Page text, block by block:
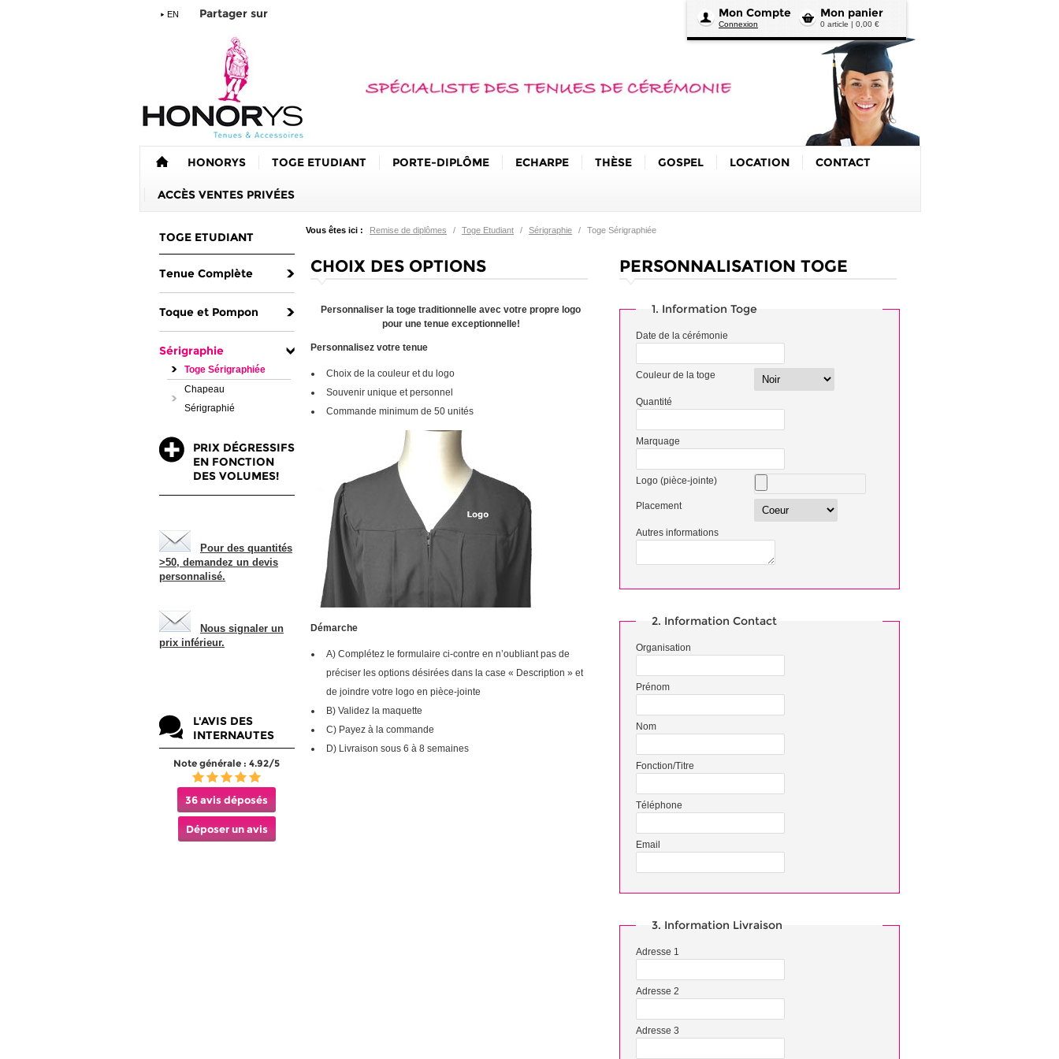
Mon panier
0 article | 0,00 €
Mon Compte
Connexion
EN Partager sur
HONORYS TOGE ETUDIANT PORTE-DIPLÔME ECHARPE THÈSE GOSPEL LOCATION CONTACT
ACCÈS VENTES PRIVÉES
TOGE ETUDIANT
Tenue Complète
Toque et Pompon
Sérigraphie
Toge Sérigraphiée
Chapeau
Sérigraphié
PRIX DÉGRESSIFS
EN FONCTION
DES VOLUMES!
Pour des quantités
>50, demandez un devis
personnalisé.
Nous signaler un
prix inférieur.
L'AVIS DES
INTERNAUTES
Note générale : 4.92/5
36 avis déposés
Déposer un avis
Vous êtes ici : Remise de diplômes / Toge Etudiant / Sérigraphie / Toge Sérigraphiée
PERSONNALISATION TOGE
1. Information Toge
Date de la cérémonie
Couleur de la toge
Quantité
Marquage
Logo (pièce-jointe)
Placement
Autres informations
2. Information Contact
Organisation
Prénom
Nom
Fonction/Titre
Téléphone
Email
3. Information Livraison
Adresse 1
Adresse 2
Adresse 3
CHOIX DES OPTIONS
Personnaliser la toge traditionnelle avec votre propre logo
pour une tenue exceptionnelle!
Personnalisez votre tenue
Choix de la couleur et du logo
Souvenir unique et personnel
Commande minimum de 50 unités
Démarche
A) Complétez le formulaire ci-contre en n’oubliant pas de
préciser les options désirées dans la case « Description » et
de joindre votre logo en pièce-jointe
B) Validez la maquette
C) Payez à la commande
D) Livraison sous 6 à 8 semaines